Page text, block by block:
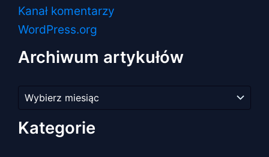
Kanał komentarzy
WordPress.org
Archiwum artykułów
artykułów
Kategorie